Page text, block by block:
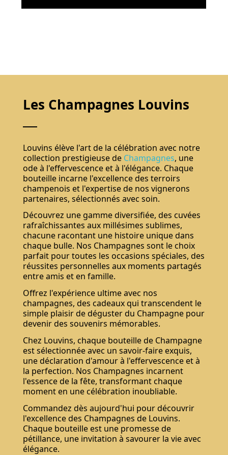
Les Champagnes Louvins
Louvins élève l'art de la célébration avec notre
collection prestigieuse de Champagnes, une
ode à l'effervescence et à l'élégance. Chaque
bouteille incarne l'excellence des terroirs
champenois et l'expertise de nos vignerons
partenaires, sélectionnés avec soin.
Découvrez une gamme diversifiée, des cuvées
rafraîchissantes aux millésimes sublimes,
chacune racontant une histoire unique dans
chaque bulle. Nos Champagnes sont le choix
parfait pour toutes les occasions spéciales, des
réussites personnelles aux moments partagés
entre amis et en famille.
Offrez l'expérience ultime avec nos
champagnes, des cadeaux qui transcendent le
simple plaisir de déguster du Champagne pour
devenir des souvenirs mémorables.
Chez Louvins, chaque bouteille de Champagne
est sélectionnée avec un savoir-faire exquis,
une déclaration d'amour à l'effervescence et à
la perfection. Nos Champagnes incarnent
l'essence de la fête, transformant chaque
moment en une célébration inoubliable.
Commandez dès aujourd'hui pour découvrir
l'excellence des Champagnes de Louvins.
Chaque bouteille est une promesse de
pétillance, une invitation à savourer la vie avec
élégance.